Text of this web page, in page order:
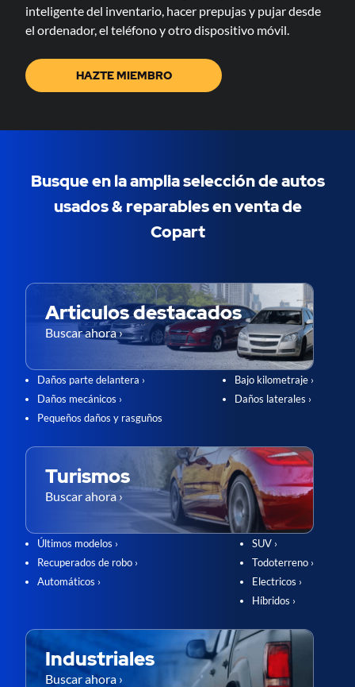
inteligente del inventario, hacer prepujas y pujar desde
el ordenador, el teléfono y otro dispositivo móvil.
HAZTE MIEMBRO
Busque en la amplia selección de autos
usados & ​​reparables en venta de
Copart
Articulos destacados
Buscar ahora ›
Daños parte delantera ›
Daños mecánicos ›
Pequeños daños y rasguños
Bajo kilometraje ›
Daños laterales ›
Turismos
Buscar ahora ›
Últimos modelos ›
Recuperados de robo ›
Automáticos ›
SUV ›
Todoterreno ›
Electricos ›
Híbridos ›
Industriales
Buscar ahora ›